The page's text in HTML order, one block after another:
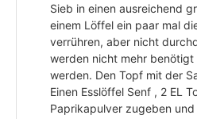
Sieb in einen ausreichend
einem Löffel ein paar mal
verrühren, aber nicht
werden nicht mehr
werden. Den Topf mit der
Einen Esslöffel Senf , 2 EL
Paprikapulver zugeben